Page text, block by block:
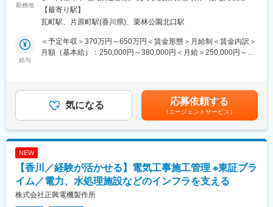
◇ サポート内容
なり、生産工程、従業員、原材料調達、システム、しくみ、ルー
ル等のものづくりプロセス全体の改善・効率化をご提案します。
当行が提携／連携する各機関とのネットワークを活用し、お客さ
まの課題解決をお手伝いします。課題解決策の実行時には、伴走
変更の範囲：当行業務全般 （詳細は、面談・面接時にご確認くだ
業やお客さま、地域社会の発展に貢献しています。
長期ビジョン2030で掲げる「総合コンサルティング・グループの
進化により、地域のみんなとウェルビーイングな社会を創造す
る」の実現に向け、既存事業にとらわれないキャリア採用を積極
的に展開中です。
■業務詳細：
◇営業店窓口、資産運用提案など
た第百十四国立銀行としてスタートしました。明治、大正、昭
和、平成の四代にわたり、香川県経済の中心として、常にゆるぎ
ない基盤と信用を培って続いてきた伝統ある銀行です。
勤務地
能場所あり変更の範囲：会社の定める事業所
【最寄り駅】
瓦町駅、片原町駅(香川県)、栗林公園北口駅
給与
＜予定年収＞370万円～650万円＜賃金形態＞月給制＜賃金内訳＞
月額（基本給）：250,000円～380,000円＜月給＞250,000円～
目安の金額であり、選考を通じて上下する可能性があります。月
給(月額)は固定手当を含めた表記です。
気になる 応募依頼する
（エージェントサービス）
NEW
【香川／経験が活かせる】電気工事施工管理 ※東証プラ
イム／電力、水処理施設などのインフラを支える
株式会社正興電機製作所